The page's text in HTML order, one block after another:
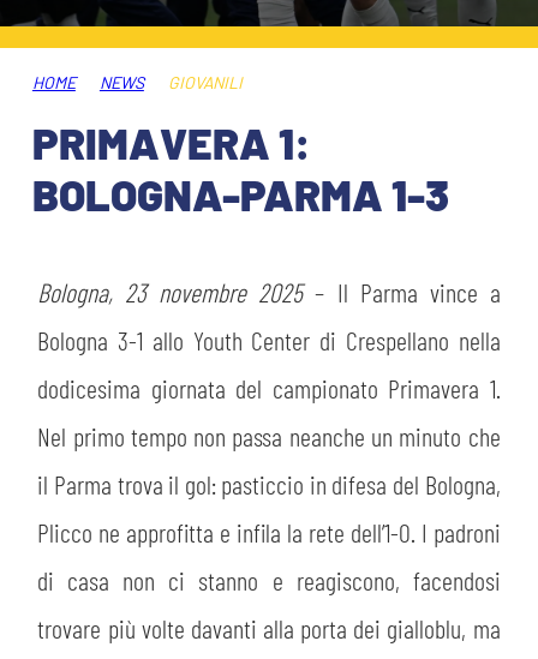
ABBONAMENTI
INFO BIGLIETTI
MUSEUM CLUB EXPERIENCE
INFORMAZIONI ACCREDITI
TRASFERTE
TICKET GIFT CARD
SHOP
HOSPITALITY
HOSPITALITY
ESPORTS
IL CLUB
ORGANIGRAMMA
MUTTI TRAINING CENTER
MUSEO
FLASH NEWS
STADIO TARDINI
PLAY GREEN
CSR
HOME NEWS GIOVANILI
PRIMAVERA 1:
BOLOGNA-PARMA 1-3
Bologna, 23 novembre 2025– Il Parma vince a
Bologna 3-1 allo Youth Center di Crespellano nella
dodicesima giornata del campionato Primavera 1.
Nel primo tempo non passa neanche un minuto che
il Parma trova il gol: pasticcio in difesa del Bologna,
Plicco ne approfitta e infila la rete dell’1-0. I padroni
di casa non ci stanno e reagiscono, facendosi
trovare più volte davanti alla porta dei gialloblu, ma